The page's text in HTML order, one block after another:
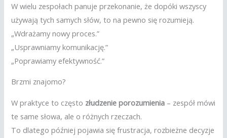
W wielu zespołach panuje przekonanie, że dopóki wszyscy
używają tych samych słów, to na pewno się rozumieją.
„Wdrażamy nowy proces.”
„Usprawniamy komunikację.”
„Poprawiamy efektywność.”
Brzmi znajomo?
W praktyce to często złudzenie porozumienia – zespół mówi
te same słowa, ale o różnych rzeczach.
To dlatego później pojawia się frustracja, rozbieżne decyzje